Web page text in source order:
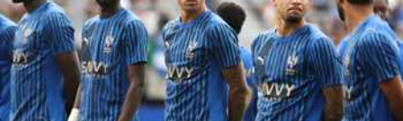
فانتازي في الجول
مسابقة التوقعات
فيديوهات
عدسات